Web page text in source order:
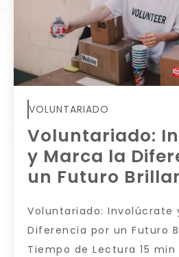
VOLUNTARIADO
Voluntariado:
y Marca la
un Futuro
Voluntariado: Involúcrate
Diferencia por un Futuro
Tiempo de Lectura 15 min